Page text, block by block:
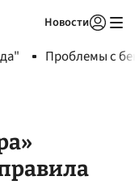
Новости
Проблемы с